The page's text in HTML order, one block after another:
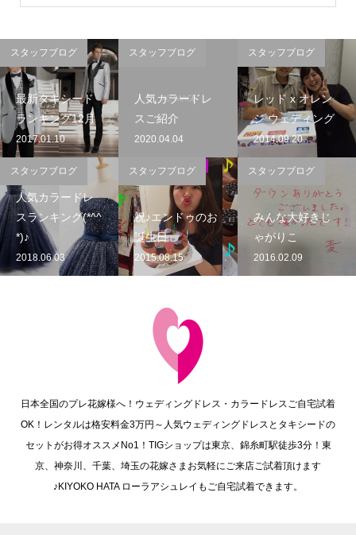
最新タキシード
ランキング12月
2017.01.10
スタッフブログ
人気カラードレ
スご紹介
2020.04.04
スタッフブログ
レッド x オレン
ジ ウェディング
2014.09.20
スタッフブログ
人気カラードレ
スランキング(*^^
*)♪
2018.06.03
スタッフブログ
祝♪エンドゥのお
誕生日
2015.08.15
スタッフブログ
みんな大好きじ
ゃがりこ
2016.02.09
スタッフブログ
日本全国のプレ花嫁様へ！ウェディングドレス・カラードレスご自宅試着
OK！レンタルは格安料金3万円～人気ウェディングドレスとタキシードの
セットがお得オススメNo1！TIGショップは東京、錦糸町駅徒歩3分！東
京、神奈川、千葉、埼玉の花嫁さまお気軽にご来店ご試着頂けます
♪KIYOKO HATA ローラアシュレイもご自宅試着できます。